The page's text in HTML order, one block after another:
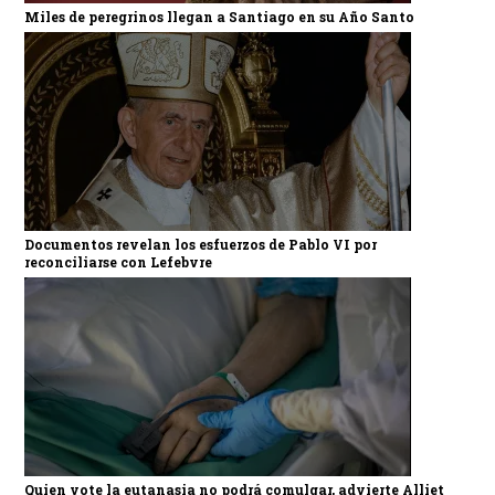
Miles de peregrinos llegan a Santiago en su Año Santo
Documentos revelan los esfuerzos de Pablo VI por
reconciliarse con Lefebvre
Quien vote la eutanasia no podrá comulgar, advierte Alliet